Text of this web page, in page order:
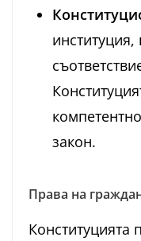
институция,
закон.
Права на
Конституцията